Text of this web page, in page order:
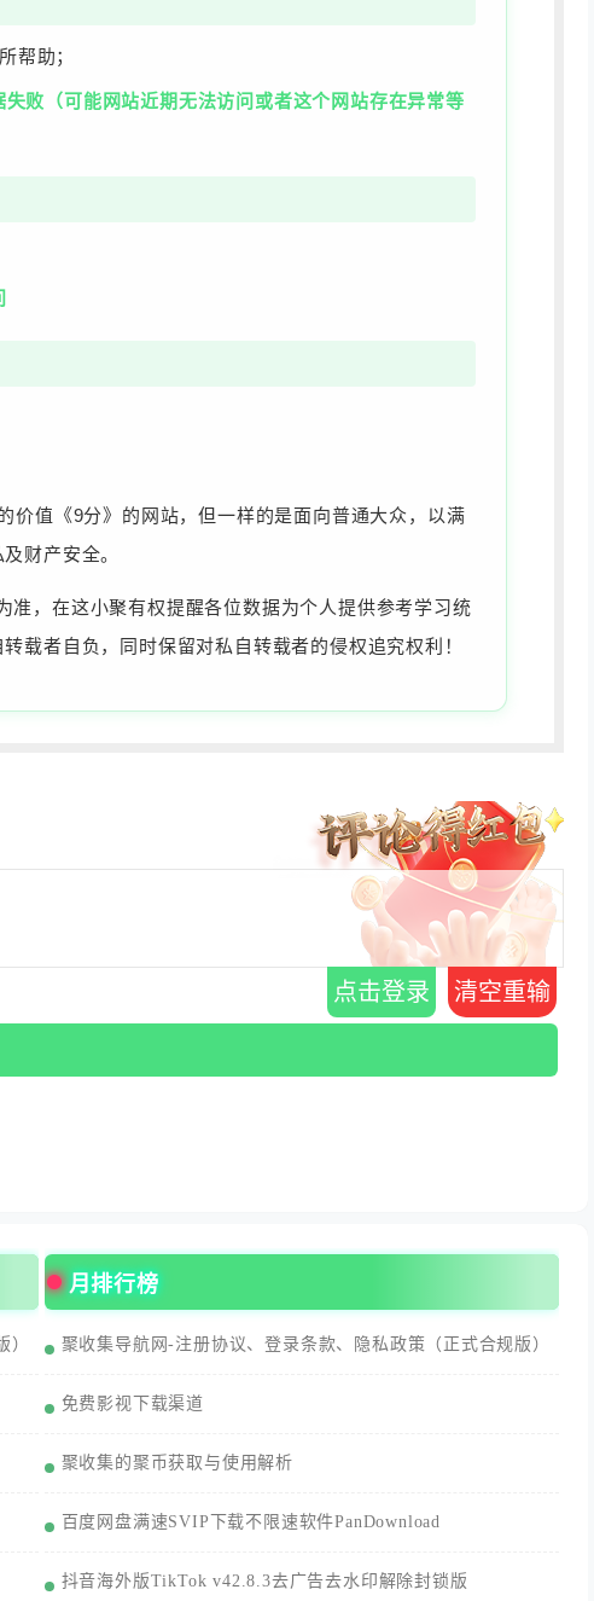
帮助；
败（可能网站近期无法访问或者这个网站存在异常等
价值《9分》的网站，但一样的是面向普通大众，以满
财产安全。
，在这小聚有权提醒各位数据为个人提供参考学习统
载者自负，同时保留对私自转载者的侵权追究权利！
点击登录 清空重输
月排行榜
聚收集导航网-注册协议、登录条款、隐私政策（正式合规版）
免费影视下载渠道
聚收集的聚币获取与使用解析
百度网盘满速SVIP下载不限速软件PanDownload
抖音海外版TikTok v42.8.3去广告去水印解除封锁版